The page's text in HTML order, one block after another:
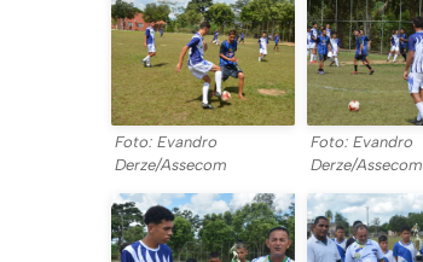
Foto: Evandro
Derze/Assecom
Foto: Evandro
Derze/Assecom